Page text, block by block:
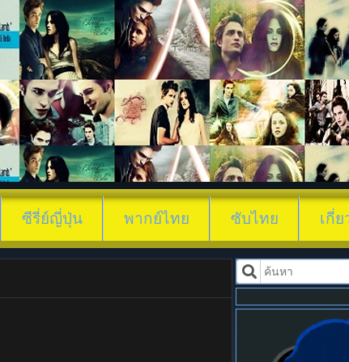
ดูซีรี่ย์ ซีรีส์เมืองให
ซีรี่ย์ญี่ปุ่น พากย์ไทย ซับไทย เกี่ย